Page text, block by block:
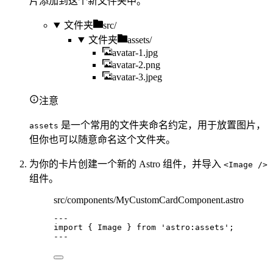
文件夹
src/
文件夹
assets/
avatar-1.jpg
avatar-2.png
avatar-3.jpeg
注意
assets 是一个常用的文件夹命名约定，用于放置图片，
但你也可以随意命名这个文件夹。
为你的卡片创建一个新的 Astro 组件，并导入 <Image />
组件。
src/components/MyCustomCardComponent.astro
---
import { Image } from ' astro:assets ' ;
---